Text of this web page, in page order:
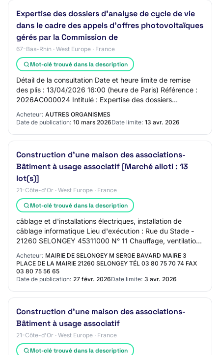
Expertise des dossiers d’analyse de cycle de vie
dans le cadre des appels d’offres photovoltaïques
gérés par la Commission de
67-Bas-Rhin · West Europe · France
Mot-clé trouvé dans la description
Détail de la consultation Date et heure limite de remise
des plis : 13/04/2026 16:00 (heure de Paris) Référence :
2026AC000024 Intitulé : Expertise des dossiers
Acheteur: AUTRES ORGANISMES
Date de publication: 10 mars 2026Date limite: 13 avr. 2026
Construction d'une maison des associations-
Bâtiment à usage associatif [Marché alloti : 13
lot(s)]
21-Côte-d'Or · West Europe · France
Mot-clé trouvé dans la description
câblage et d'installations électriques, installation de
câblage informatique Lieu d'exécution : Rue du Stade -
21260 SELONGEY 45311000 N° 11 Chauffage, ventilation,
Acheteur: MAIRIE DE SELONGEY M SERGE BAVARD MAIRE 3
PLACE DE LA MAIRIE 21260 SELONGEY TÉL 03 80 75 70 74 FAX
03 80 75 56 65
Date de publication: 27 févr. 2026Date limite: 3 avr. 2026
Construction d'une maison des associations-
Bâtiment à usage associatif
21-Côte-d'Or · West Europe · France
Mot-clé trouvé dans la description